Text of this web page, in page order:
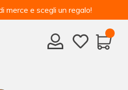
merce e scegli un regalo!